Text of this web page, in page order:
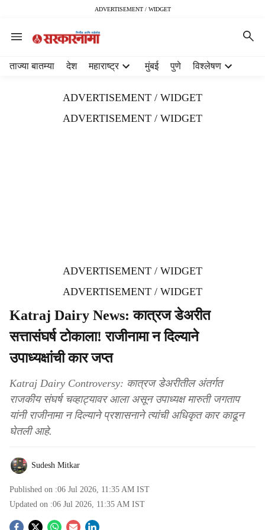
ADVERTISEMENT / WIDGET
ताज्या बातम्या देश महाराष्ट्र मुंबई पुणे विश्लेषण
ADVERTISEMENT / WIDGET
ADVERTISEMENT / WIDGET
ADVERTISEMENT / WIDGET
ADVERTISEMENT / WIDGET
Katraj Dairy News: कात्रज डेअरीत
सत्तासंघर्ष टोकाला! राजीनामा न दिल्याने
उपाध्यक्षांची कार जप्त
Katraj Dairy Controversy: कात्रज डेअरीतील अंतर्गत
राजकीय संघर्ष चव्हाट्यावर आला असून उपाध्यक्ष मारुती जगताप
यांनी राजीनामा न दिल्याने प्रशासनाने त्यांची अधिकृत कार काढून
घेतली आहे.
Sudesh Mitkar
Published on :06 Jul 2026, 11:35 AM IST
Updated on :06 Jul 2026, 11:35 AM IST